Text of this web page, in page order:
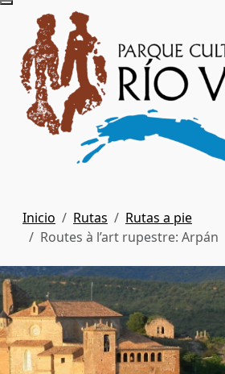
Inicio Rutas
Rutas a pie
Routes à l’art rupestre: Arpán